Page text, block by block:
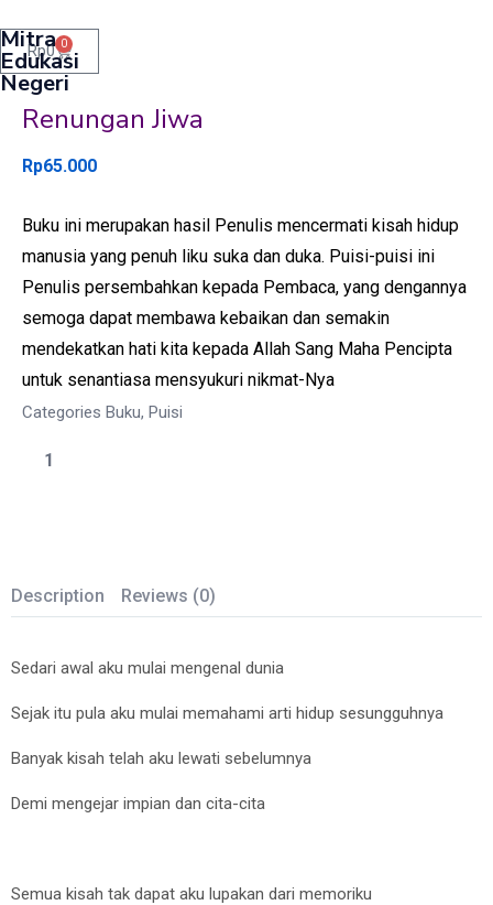
Rp0 0
Mitra
Edukasi
Negeri
Renungan Jiwa
Rp65.000
Buku ini merupakan hasil Penulis mencermati kisah hidup
manusia yang penuh liku suka dan duka. Puisi-puisi ini
Penulis persembahkan kepada Pembaca, yang dengannya
semoga dapat membawa kebaikan dan semakin
mendekatkan hati kita kepada Allah Sang Maha Pencipta
untuk senantiasa mensyukuri nikmat-Nya
Categories Buku, Puisi
Description Reviews (0)
Sedari awal aku mulai mengenal dunia
Sejak itu pula aku mulai memahami arti hidup sesungguhnya
Banyak kisah telah aku lewati sebelumnya
Demi mengejar impian dan cita-cita
Semua kisah tak dapat aku lupakan dari memoriku